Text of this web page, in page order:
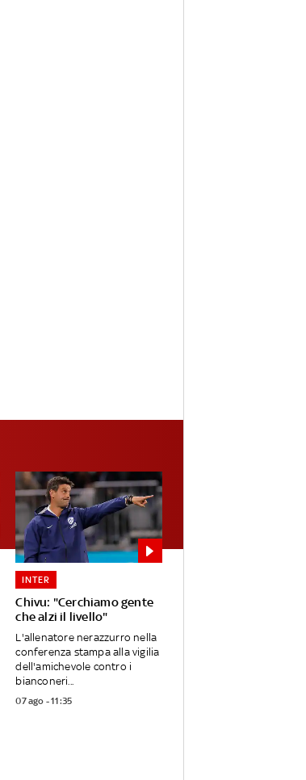
Chivu: "Cerchiamo gente
che alzi il livello"
INTER
L'allenatore nerazzurro nella
conferenza stampa alla vigilia
dell'amichevole contro i
bianconeri...
07 ago - 11:35